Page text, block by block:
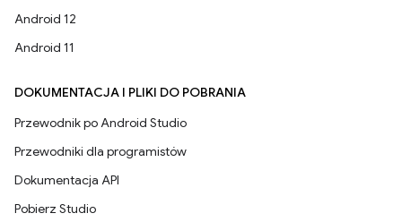
Android 12
Android 11
DOKUMENTACJA I PLIKI DO POBRANIA
Przewodnik po Android Studio
Przewodniki dla programistów
Dokumentacja API
Pobierz Studio